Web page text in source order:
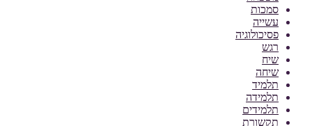
סמכות
עשייה
פסיכולוגיה
רגש
שיח
שיחה
תלמיד
תלמידה
תלמידים
תקשורת